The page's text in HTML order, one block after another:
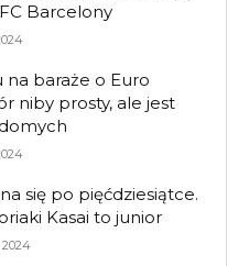
Barcelony
na baraże o Euro
niby prosty, ale jest
się po pięćdziesiątce.
Kasai to junior
2024